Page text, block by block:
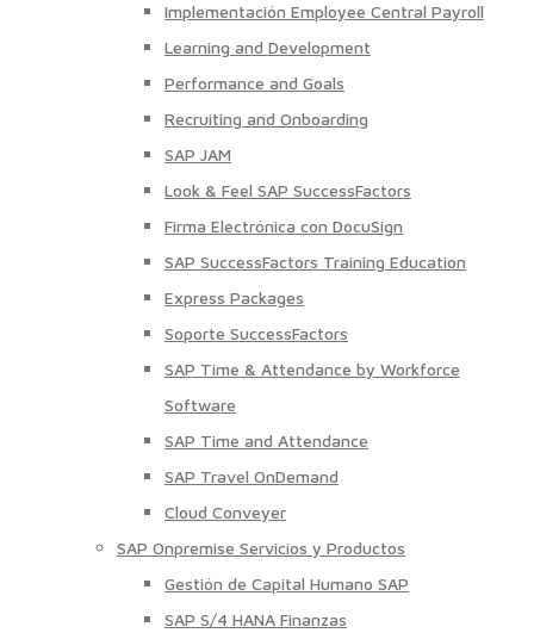
Implementación Employee Central Payroll
Learning and Development
Performance and Goals
Recruiting and Onboarding
SAP JAM
Look & Feel SAP SuccessFactors
Firma Electrónica con DocuSign
SAP SuccessFactors Training Education
Express Packages
Soporte SuccessFactors
SAP Time & Attendance by Workforce
Software
SAP Time and Attendance
SAP Travel OnDemand
Cloud Conveyer
SAP Onpremise Servicios y Productos
Gestión de Capital Humano SAP
SAP S/4 HANA Finanzas